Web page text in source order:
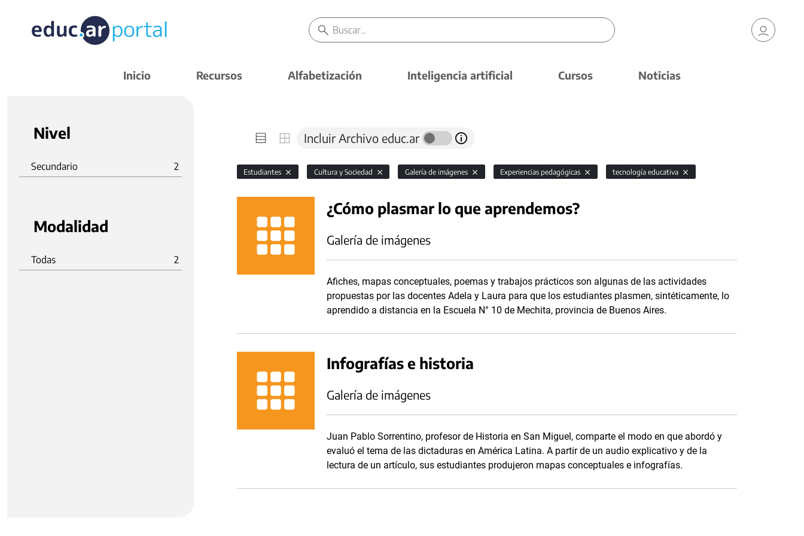
Inicio Recursos Alfabetización Inteligencia artificial Cursos Noticias
Nivel
Secundario 2
Modalidad
Todas 2
Incluir Archivo educ.ar
Estudiantes Cultura y Sociedad Galería de imágenes Experiencias pedagógicas tecnología educativa
¿Cómo plasmar lo que aprendemos?
Galería de imágenes
Afiches, mapas conceptuales, poemas y trabajos prácticos son algunas de las actividades
propuestas por las docentes Adela y Laura para que los estudiantes plasmen, sintéticamente, lo
aprendido a distancia en la Escuela N° 10 de Mechita, provincia de Buenos Aires.
Infografías e historia
Galería de imágenes
Juan Pablo Sorrentino, profesor de Historia en San Miguel, comparte el modo en que abordó y
evaluó el tema de las dictaduras en América Latina. A partir de un audio explicativo y de la
lectura de un artículo, sus estudiantes produjeron mapas conceptuales e infografías.